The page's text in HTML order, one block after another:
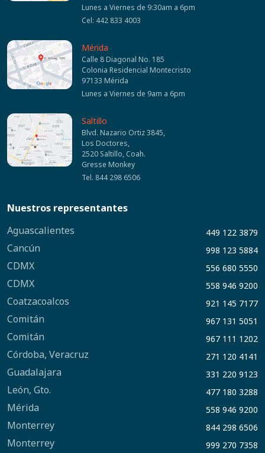
Lunes a Viernes de 9:30am a 6pm
Cel: 442 833 4003
Mérida
Calle 8 Diagonal No. 185
Colonia Residencial Montecristo
97133 Mérida
Lunes a Viernes de 9am a 6pm
Saltillo
Blvd. Nazario Ortiz 3845,
Los Doctores,
2520 Saltillo, Coah.
Gresse Monkey
Tel. 844 298 6506
Nuestros representantes
Aguascalientes
449 122 3879
Cancún 998 123 5884
CDMX 556 680 5550
CDMX 558 946 9200
Coatzacoalcos 921 145 7177
Comitán 967 131 5051
Comitán 967 111 1202
Córdoba, Veracruz 271 120 4141
Guadalajara 331 220 9123
León, Gto. 477 180 3288
Mérida 558 946 9200
Monterrey 844 298 6506
Monterrey 999 270 7358